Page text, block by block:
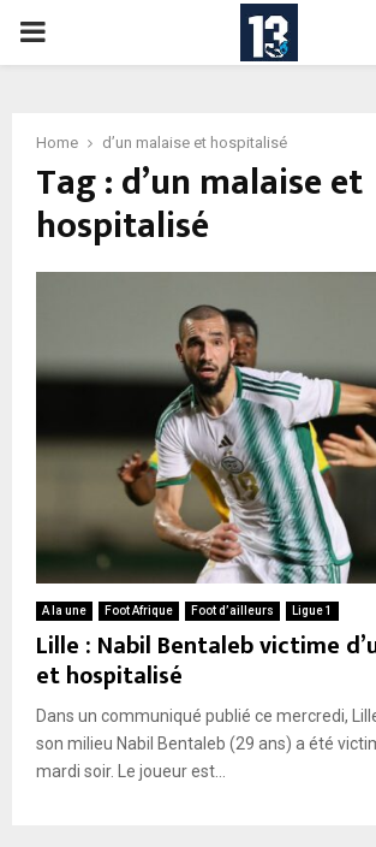
PRIMARY
Home d’un malaise et hospitalisé
Tag : d’un malaise et
hospitalisé
A la une Foot Afrique Foot d’ailleurs Ligue 1
Lille : Nabil Bentaleb victime
et hospitalisé
Dans un communiqué publié ce mercredi,
son milieu Nabil Bentaleb (29 ans) a été
mardi soir. Le joueur est...